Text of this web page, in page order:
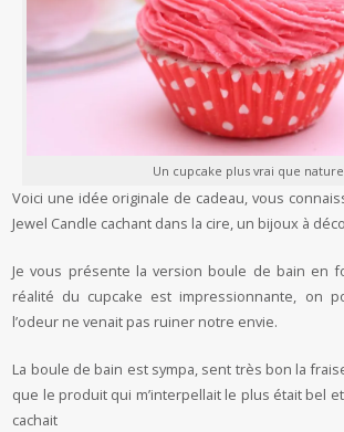
Un cupcake plus vrai que nature
Voici une idée originale de cadeau, vous
Jewel Candle cachant dans la cire, un bijoux à
Je vous présente la version boule de bain en
réalité du cupcake est impressionnante, on
l’odeur ne venait pas ruiner notre envie.
La boule de bain est sympa, sent très bon la
que le produit qui m’interpellait le plus était bel
cachait